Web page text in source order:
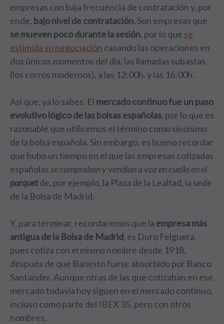
empresas con baja frecuencia de contratacióny, por
ende, bajo nivel de contratación.Son empresas que
se mueven poco durante la sesión, por lo que se
estimula su negociación casando las operaciones en
dos únicos momentos del día, las llamadas subastas
(los corros modernos), a las 12:00h. y las 16:00h.
Así que, ya lo sabes. El mercado continuo fue un paso
evolutivo lógico de las bolsas españolas, por lo que es
razonable que utilicemos el término como sinónimo
de la bolsa española. Sin embargo, es bueno recordar
que hubo un tiempo en el que las empresas cotizadas
españolasse compraban y vendían a voz en cuello en el
parquetde, por ejemplo, la Plaza de la Lealtad, la sede
de la Bolsa de Madrid.
Y, para terminar, recordaremos que la empresa más
antigua de la Bolsa de Madrid, es Duro Felguera,
pues cotiza con el mismo nombre desde 1918,
después de que Banesto fuese absorbido por Banco
Santander. Aunque otras de las que cotizaban en ese
mercado todavía hoy siguen en el mercado continuo,
incluso como parte del IBEX 35, pero con otros
nombres.